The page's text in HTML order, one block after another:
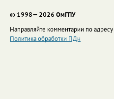
© 1998— 2026 ОмГПУ
Направляйте комментарии по адресу
Политика обработки ПДн